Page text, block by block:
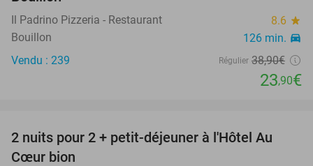
Il Padrino Pizzeria - Restaurant 8.6 star
Bouillon 126 min. directions_car
Vendu : 239 Régulier 38,90€
23,90€
30%
2 nuits pour 2 + petit-déjeuner à l'Hôtel Au
Cœur bion